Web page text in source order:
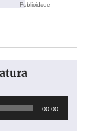
Publicidade
00:00